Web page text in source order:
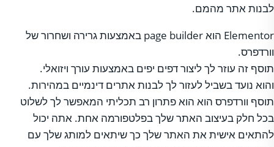
לבנות אתר מהמם.
Elementor הוא page builder באמצעות גרירה ושחרור של
וורדפרס.
תוסף זה עוזר לך ליצור דפים יפים באמצעות עורך ויזואלי.
והוא נועד בשביל לעזור לך לבנות אתרים דינמיים במהירות.
תוסף וורדפרס הוא הוא פתרון רב תכליתי המאפשר לך לשלוט
בכל חלק בעיצוב האתר שלך בפלטפורמה אחת. אתה יכול
להתאים אישית את האתר שלך כך שיתאים למותג שלך עם